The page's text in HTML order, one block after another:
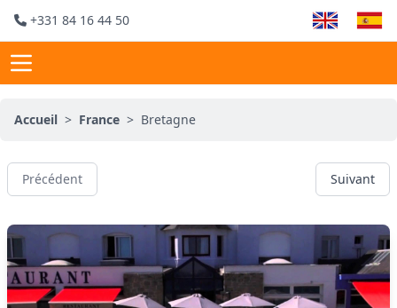
+331 84 16 44 50
Accueil > France > Bretagne
Précédent Suivant